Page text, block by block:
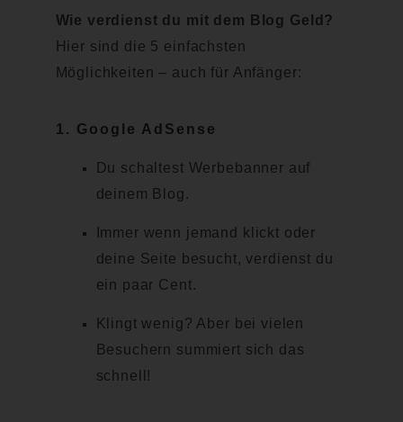
Wie verdienst du mit dem Blog Geld?
Hier sind die 5 einfachsten
Möglichkeiten – auch für Anfänger:
1. Google AdSense
Du schaltest Werbebanner auf
deinem Blog.
Immer wenn jemand klickt oder
deine Seite besucht, verdienst du
ein paar Cent.
Klingt wenig? Aber bei vielen
Besuchern summiert sich das
schnell!